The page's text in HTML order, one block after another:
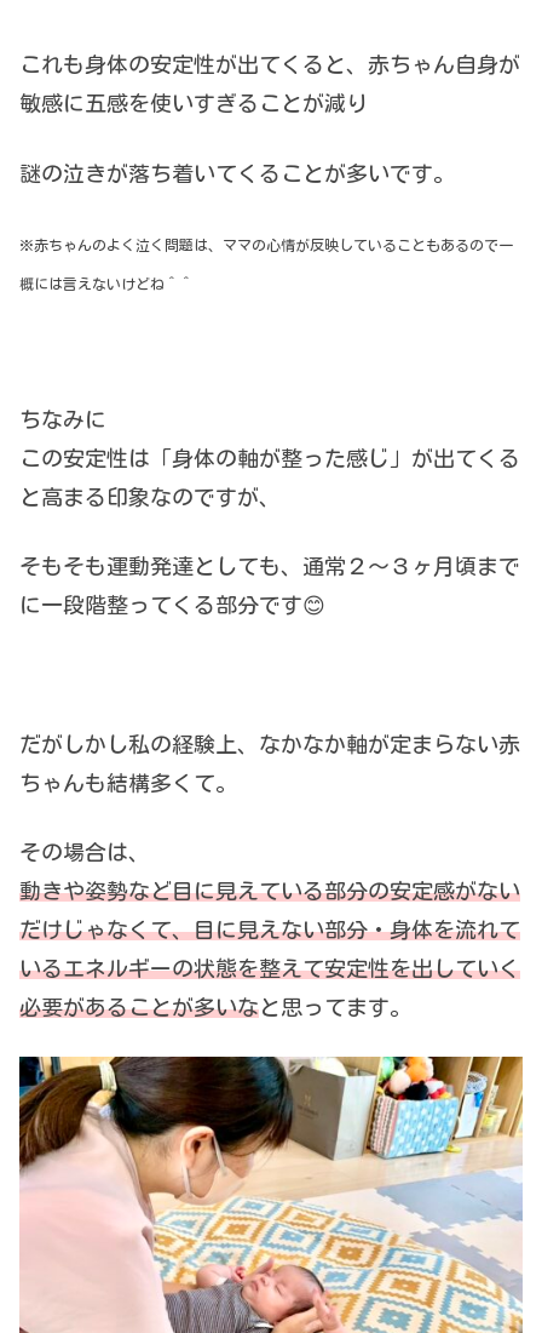
これも身体の安定性が出てくると、赤ちゃん自身が
敏感に五感を使いすぎることが減り
謎の泣きが落ち着いてくることが多いです。
※赤ちゃんのよく泣く問題は、ママの心情が反映していることもあるので一
概には言えないけどね＾＾
ちなみに
この安定性は「身体の軸が整った感じ」が出てくる
と高まる印象なのですが、
そもそも運動発達としても、通常２〜３ヶ月頃まで
に一段階整ってくる部分です😊
だがしかし私の経験上、なかなか軸が定まらない赤
ちゃんも結構多くて。
その場合は、
動きや姿勢など目に見えている部分の安定感がない
だけじゃなくて、目に見えない部分・身体を流れて
いるエネルギーの状態を整えて安定性を出していく
必要があることが多いなと思ってます。